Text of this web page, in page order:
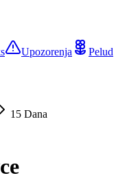
Upozorenja Pelud
15 Dana